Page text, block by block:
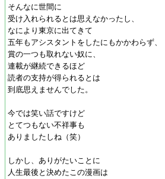
そんなに世間に
受け入れられるとは思えなかったし、
なにより東京に出てきて
五年もアシスタントをしたにもかかわらず、
賞の一つも取れない奴に、
連載が継続できるほど
読者の支持が得られるとは
到底思えませんでした。
今では笑い話ですけど
とてつもない不祥事も
ありましたしね（笑）
しかし、ありがたいことに
人生最後と決めたこの漫画は